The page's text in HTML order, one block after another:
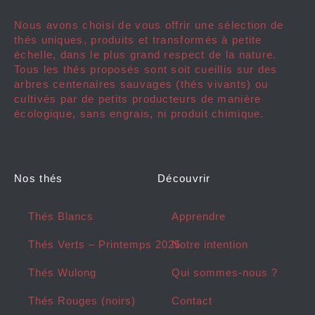
Nous avons choisi de vous offrir une sélection de
thés uniques, produits et transformés à petite
échelle, dans le plus grand respect de la nature.
Tous les thés proposés sont soit cueillis sur des
arbres centenaires sauvages (thés vivants) ou
cultivés par de petits producteurs de manière
écologique, sans engrais, ni produit chimique.
Nos thés
Thés Blancs
Thés Verts – Printemps 2025
Thés Wulong
Thés Rouges (noirs)
Découvrir
Apprendre
Notre intention
Qui sommes-nous ?
Contact